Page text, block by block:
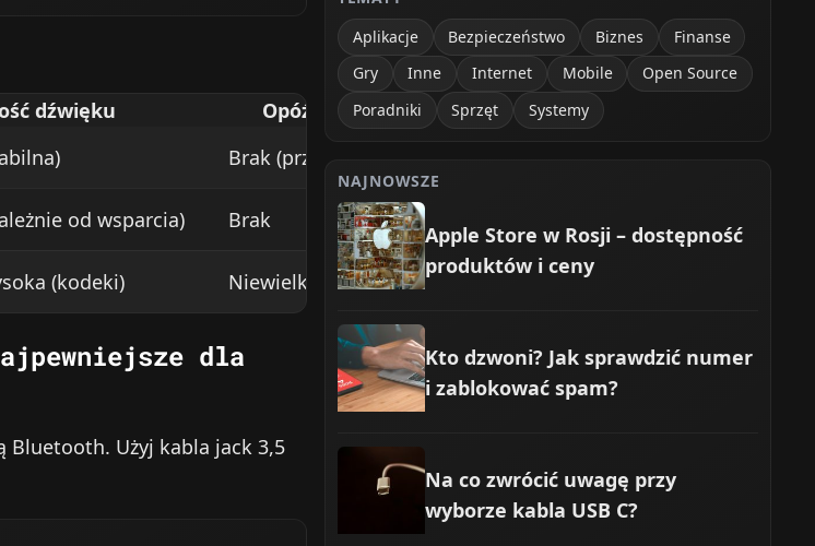
dźwięku Opóźnienie
Wygoda
Brak (przewodowo)
od wsparcia) Brak
(kodeki) Niewielkie (A2DP) Bardzo wysoka (bezprzewodowo)
dla
Bluetooth. Użyj kabla jack 3,5
Aplikacje
Bezpieczeństwo Biznes
Finanse
Gry
Inne Internet Mobile
Open Source
Poradniki
Sprzęt Systemy
NAJNOWSZE
Apple Store w Rosji – dostępność
produktów i ceny
Kto dzwoni? Jak sprawdzić numer
i zablokować spam?
Na co zwrócić uwagę przy
wyborze kabla USB C?